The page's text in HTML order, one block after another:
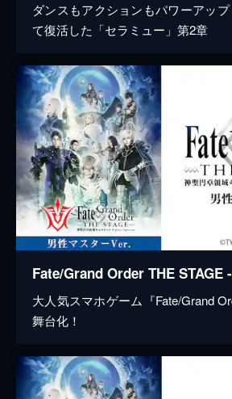
ダンスもアクションもパワーアッ
て復活した「セラミュー」第2章
大人気スマホゲーム『Fate/Grand
舞台化！